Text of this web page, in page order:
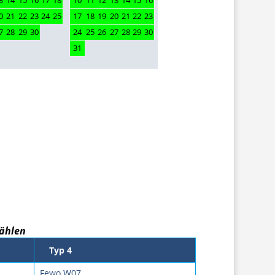
21 22 23 24 25
28 29 30
17 18 19 20 21 22 23
24 25 26 27 28 29 30
31
Typ 4